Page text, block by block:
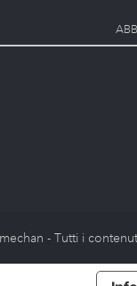
- Tutti i